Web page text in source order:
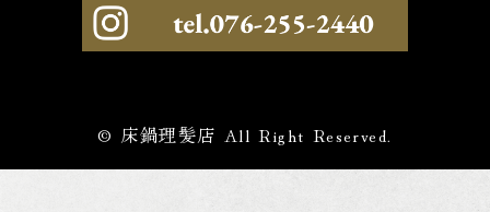
© 床鍋理髪店 All Right Reserved.